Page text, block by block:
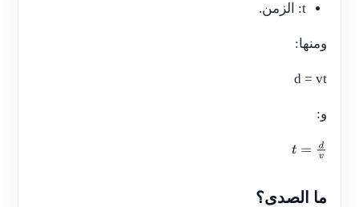
t: الزمن.
ومنها:
d = vt
و:
t =d v
ما الصدى؟